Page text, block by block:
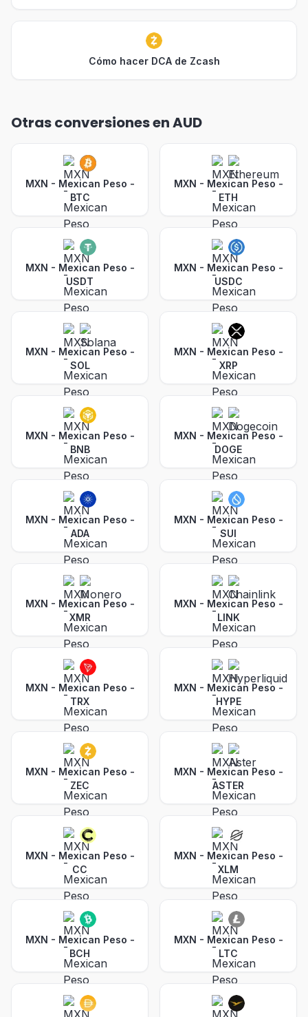
Cómo hacer DCA de Zcash
Otras conversiones en AUD
MXN - Mexican Peso -
BTC
MXN - Mexican Peso -
ETH
MXN - Mexican Peso -
USDT
MXN - Mexican Peso -
USDC
MXN - Mexican Peso -
SOL
MXN - Mexican Peso -
XRP
MXN - Mexican Peso -
BNB
MXN - Mexican Peso -
DOGE
MXN - Mexican Peso -
ADA
MXN - Mexican Peso -
SUI
MXN - Mexican Peso -
XMR
MXN - Mexican Peso -
LINK
MXN - Mexican Peso -
TRX
MXN - Mexican Peso -
HYPE
MXN - Mexican Peso -
ZEC
MXN - Mexican Peso -
ASTER
MXN - Mexican Peso -
CC
MXN - Mexican Peso -
XLM
MXN - Mexican Peso -
BCH
MXN - Mexican Peso -
LTC